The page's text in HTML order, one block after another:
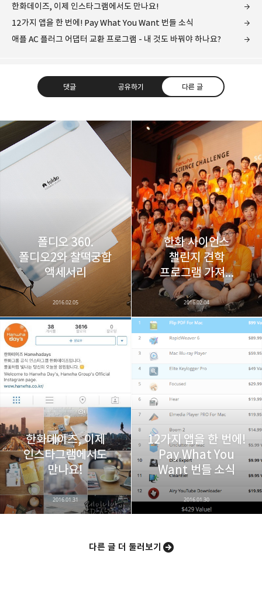
한화데이즈, 이제 인스타그램에서도 만나요!
12가지 앱을 한 번에! Pay What You Want 번들 소식
애플 AC 플러그 어댑터 교환 프로그램 - 내 것도 바꿔야 하나요?
댓글 공유하기 다른 글
레이니아
다방면의 깊은 관심과 얕은 이해도를 갖춘 보편적
비주류이자 진화하는 영원한 주변인.
구독하기 라인 트위터
카카오스토리 밴드 네이버 블로그
폴디오 360.
폴디오2와 찰떡궁합
액세서리
2016.02.05
한화 사이언스
챌린지 견학
프로그램 가져...
2016.02.04
한화데이즈, 이제
인스타그램에서도
만나요!
2016.01.31
12가지 앱을 한 번에!
Pay What You
Want 번들 소식
2016.01.30
다른 글 더 둘러보기